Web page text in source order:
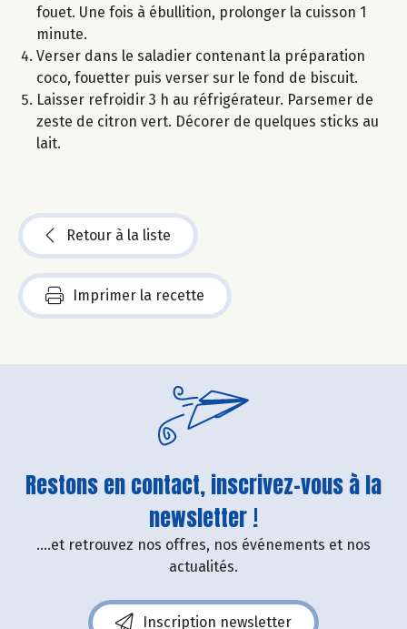
fouet. Une fois à ébullition, prolonger la cuisson 1
minute.
Verser dans le saladier contenant la préparation
coco, fouetter puis verser sur le fond de biscuit.
Laisser refroidir 3 h au réfrigérateur. Parsemer de
zeste de citron vert. Décorer de quelques sticks au
lait.
Retour à la liste
Imprimer la recette
Restons en contact, inscrivez-vous à la
newsletter !
....et retrouvez nos offres, nos événements et nos
actualités.
Inscription newsletter